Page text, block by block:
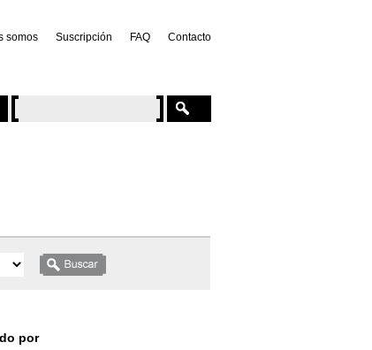
somos Suscripción FAQ Contacto
por